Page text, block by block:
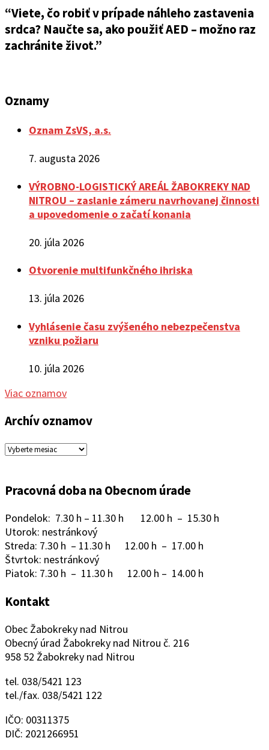
“Viete, čo robiť v prípade náhleho zastavenia
srdca? Naučte sa, ako použiť AED – možno raz
zachránite život.”
Oznamy
Oznam ZsVS, a.s.
7. augusta 2026
VÝROBNO-LOGISTICKÝ AREÁL ŽABOKREKY NAD
NITROU – zaslanie zámeru navrhovanej činnosti
a upovedomenie o začatí konania
20. júla 2026
Otvorenie multifunkčného ihriska
13. júla 2026
Vyhlásenie času zvýšeného nebezpečenstva
vzniku požiaru
10. júla 2026
Viac oznamov
Archív oznamov
Archív
Pracovná doba na Obecnom úrade
Pondelok: 7.30 h – 11.30 h 12.00 h – 15.30 h
Utorok: nestránkový
Streda: 7.30 h – 11.30 h 12.00 h – 17.00 h
Štvrtok: nestránkový
Piatok: 7.30 h – 11.30 h 12.00 h – 14.00 h
Kontakt
Obec Žabokreky nad Nitrou
Obecný úrad Žabokreky nad Nitrou č. 216
958 52 Žabokreky nad Nitrou
tel. 038/5421 123
tel./fax. 038/5421 122
IČO: 00311375
DIČ: 2021266951